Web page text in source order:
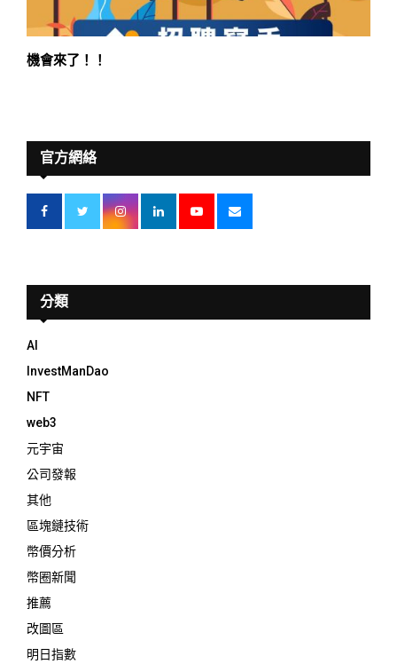
機會來了！！
官方網絡
分類
AI
InvestManDao
NFT
web3
元宇宙
公司發報
其他
區塊鏈技術
幣價分析
幣圈新聞
推薦
改圖區
明日指數